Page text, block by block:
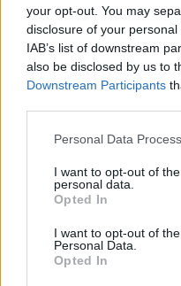
your opt-out. You may
disclosure of your
IAB’s list of downstream
also be disclosed by us to
Downstream Participants
Please note that this
not limited to your visit or
grant or deny consent to
use your data for below
consent section.
Personal Data
I want to opt-out of
personal data.
Opted In
I want to opt-out of
Personal Data.
Opted In